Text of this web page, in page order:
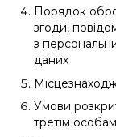
Порядок
згоди,
з
даних
Умови
третім особам